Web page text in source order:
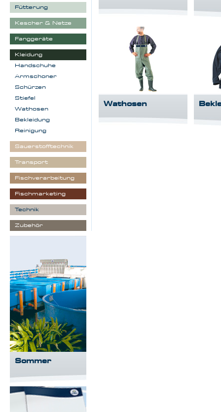
Wathosen
Fütterung
Kescher & Netze
Fanggeräte
Kleidung
Handschuhe
Armschoner
Schürzen
Stiefel
Wathosen
Bekleidung
Reinigung
Sauerstofftechnik
Transport
Fischverarbeitung
Fischmarketing
Technik
Zubehör
Sommer